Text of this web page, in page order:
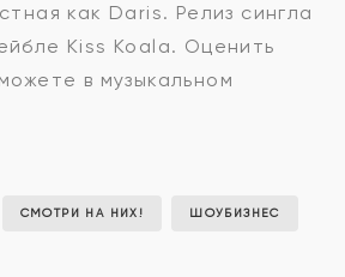
как Daris. Релиз сингла
Kiss Koala. Оценить
в музыкальном
СМОТРИ НА НИХ! ШОУБИЗНЕС